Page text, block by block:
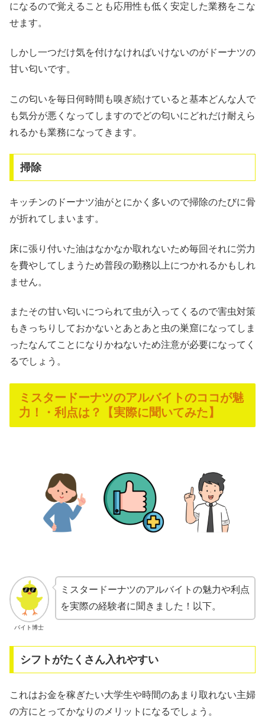
になるので覚えることも応用性も低く安定した業務をこな
せます。
しかし一つだけ気を付けなければいけないのがドーナツの
甘い匂いです。
この匂いを毎日何時間も嗅ぎ続けていると基本どんな人で
も気分が悪くなってしますのでどの匂いにどれだけ耐えら
れるかも業務になってきます。
掃除
キッチンのドーナツ油がとにかく多いので掃除のたびに骨
が折れてしまいます。
床に張り付いた油はなかなか取れないため毎回それに労力
を費やしてしまうため普段の勤務以上につかれるかもしれ
ません。
またその甘い匂いにつられて虫が入ってくるので害虫対策
もきっちりしておかないとあとあと虫の巣窟になってしま
ったなんてことになりかねないため注意が必要になってく
るでしょう。
ミスタードーナツのアルバイトのココが魅
力！・利点は？【実際に聞いてみた】
バイト博士
ミスタードーナツのアルバイトの魅力や利点
を実際の経験者に聞きました！以下。
シフトがたくさん入れやすい
これはお金を稼ぎたい大学生や時間のあまり取れない主婦
の方にとってかなりのメリットになるでしょう。